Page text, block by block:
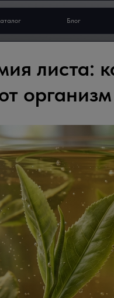
Блог
листа: